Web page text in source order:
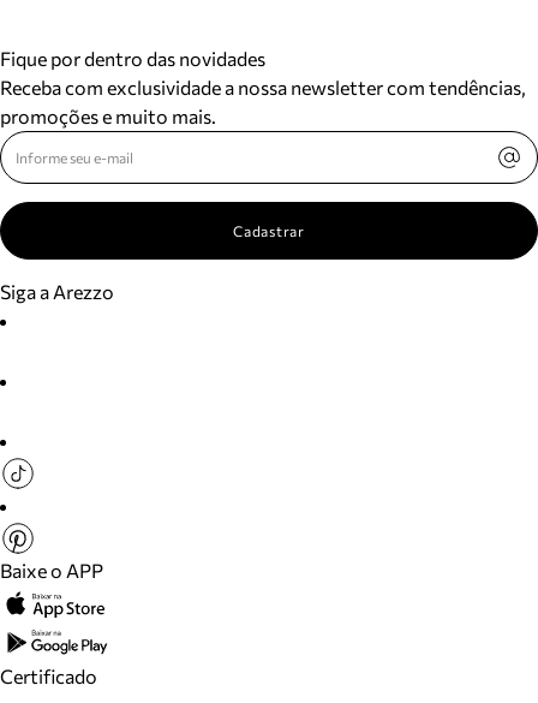
Fique por dentro das novidades
Receba com exclusividade a nossa newsletter com tendências,
promoções e muito mais.
Cadastrar
Siga a Arezzo
Baixe o APP
Certificado